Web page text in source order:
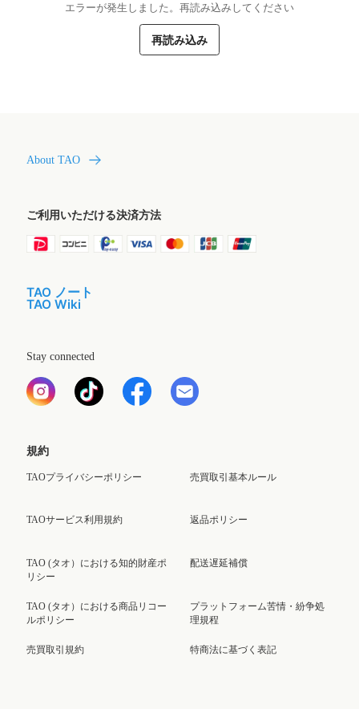
エラーが発生しました。再読み込みしてください
再読み込み
About TAO
ご利用いただける決済方法
TAO ノート
TAO Wiki
Stay connected
規約
TAOプライバシーポリシー
TAOサービス利用規約
TAO (タオ）における知的財産ポ
リシー
TAO (タオ）における商品リコー
ルポリシー
売買取引規約
売買取引基本ルール
返品ポリシー
配送遅延補償
プラットフォーム苦情・紛争処
理規程
特商法に基づく表記